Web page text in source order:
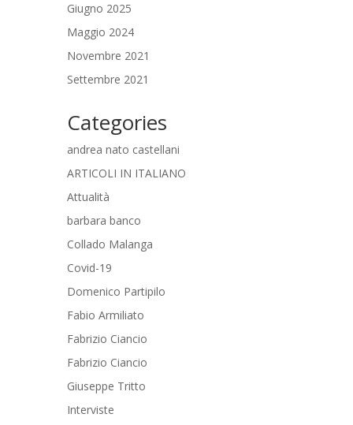
Giugno 2025
Maggio 2024
Novembre 2021
Settembre 2021
Categories
andrea nato castellani
ARTICOLI IN ITALIANO
Attualità
barbara banco
Collado Malanga
Covid-19
Domenico Partipilo
Fabio Armiliato
Fabrizio Ciancio
Fabrizio Ciancio
Giuseppe Tritto
Interviste